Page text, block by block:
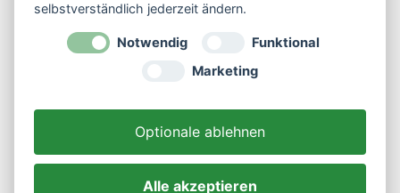
Service
Impressum
AGB
Storno & Widerruf
selbstverständlich jederzeit ändern.
Notwendig
Funktional
Marketing
Optionale ablehnen
Alle akzeptieren